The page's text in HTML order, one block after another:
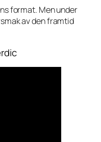
format. Men under
av den framtid